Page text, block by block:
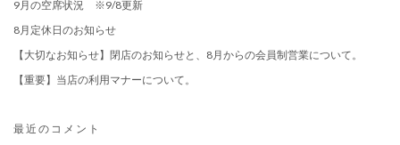
9月の空席状況 ※9/8更新
8月定休日のお知らせ
【大切なお知らせ】閉店のお知らせと、8月からの会員制営業について。
【重要】当店の利用マナーについて。
最近のコメント